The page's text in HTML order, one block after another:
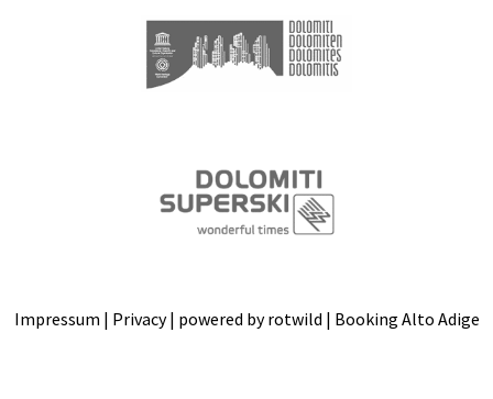
Impressum | Privacy| powered byrotwild | Booking Alto Adige